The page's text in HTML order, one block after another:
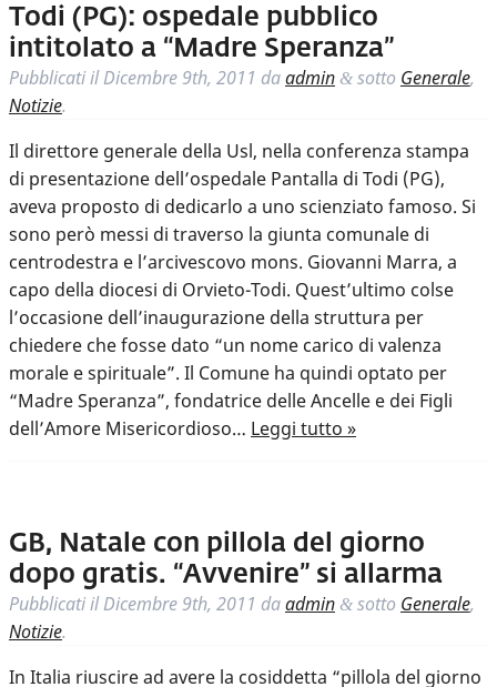
Todi (PG): ospedale pubblico
intitolato a “Madre Speranza”
Pubblicati ilDicembre 9th, 2011 daadmin & sotto Generale,
Notizie.
Il direttore generale della Usl, nella conferenza stampa
di presentazione dell’ospedale Pantalla di Todi (PG),
aveva proposto di dedicarlo a uno scienziato famoso. Si
sono però messi di traverso la giunta comunale di
centrodestra e l’arcivescovo mons. Giovanni Marra, a
capo della diocesi di Orvieto-Todi. Quest’ultimo colse
l’occasione dell’inaugurazione della struttura per
chiedere che fosse dato “un nome carico di valenza
morale e spirituale”. Il Comune ha quindi optato per
“Madre Speranza”, fondatrice delle Ancelle e dei Figli
dell’Amore Misericordioso… Leggi tutto »
GB, Natale con pillola del giorno
dopo gratis. “Avvenire” si allarma
Pubblicati ilDicembre 9th, 2011 daadmin & sotto Generale,
Notizie.
In Italia riuscire ad avere la cosiddetta “pillola del giorno